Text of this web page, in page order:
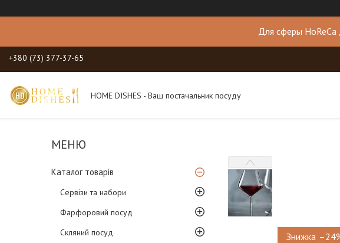
Для сферы HoReCa
+380 (73) 377-37-65
HOME DISHES - Ваш постачальник посуду
Каталог товарів
Сервізи та набори
Фарфоровий посуд
Скляний посуд